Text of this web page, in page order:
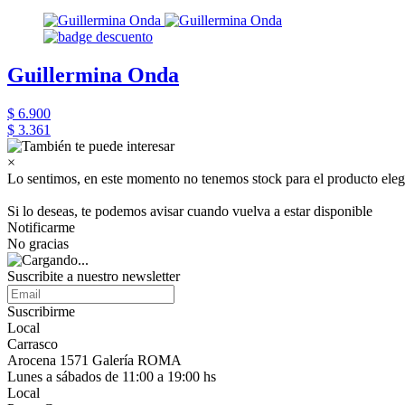
Guillermina Onda
$ 6.900
$ 3.361
×
Lo sentimos, en este momento no tenemos stock para el producto
Si lo deseas, te podemos avisar cuando vuelva a estar disponible
Notificarme
No gracias
Suscribite a nuestro newsletter
Suscribirme
Local
Carrasco
Arocena 1571 Galería ROMA
Lunes a sábados de 11:00 a 19:00 hs
Local